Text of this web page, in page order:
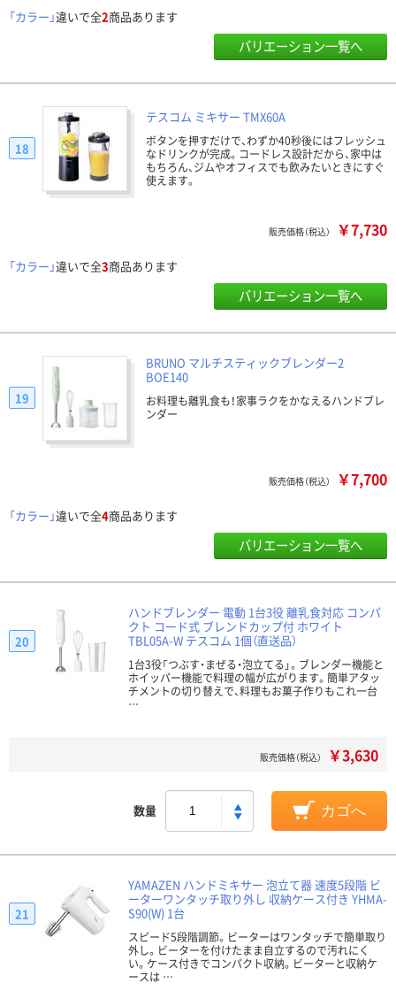
「カラー」違いで全2商品あります
バリエーション一覧へ
テスコム ミキサー TMX60A
ボタンを押すだけで、わずか40秒後にはフレッシュ
なドリンクが完成。コードレス設計だから、家中は
もちろん、ジムやオフィスでも飲みたいときにすぐ
使えます。
18
販売価格（税込） ￥7,730
「カラー」違いで全3商品あります
バリエーション一覧へ
BRUNO マルチスティックブレンダー2
BOE140
お料理も離乳食も！家事ラクをかなえるハンドブレ
ンダー
19
販売価格（税込） ￥7,700
「カラー」違いで全4商品あります
バリエーション一覧へ
ハンドブレンダー 電動 1台3役 離乳食対応 コンパ
クト コード式 ブレンドカップ付 ホワイト
TBL05A-W テスコム 1個（直送品）
1台3役「つぶす・まぜる・泡立てる」。ブレンダー機能と
ホイッパー機能で料理の幅が広がります。簡単アタッ
チメントの切り替えで、料理もお菓子作りもこれ一台
…
20
販売価格（税込） ￥3,630
数量 カゴへ
YAMAZEN ハンドミキサー 泡立て器 速度5段階 ビ
ーターワンタッチ取り外し 収納ケース付き YHMA-
S90(W) 1台
スピード5段階調節。ビーターはワンタッチで簡単取り
外し。ビーターを付けたまま自立するので汚れにく
い。ケース付きでコンパクト収納。ビーターと収納ケ
ースは …
21